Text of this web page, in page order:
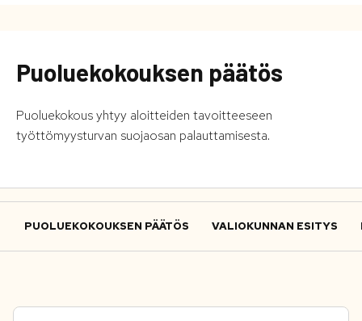
Puoluekokouksen päätös
Puoluekokous yhtyy aloitteiden tavoitteeseen
työttömyysturvan suojaosan palauttamisesta.
PUOLUEKOKOUKSEN PÄÄTÖS VALIOKUNNAN ESITYS